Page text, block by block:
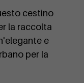
cestino
la raccolta
e
per la